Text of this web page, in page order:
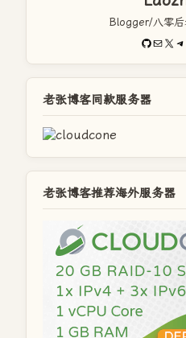
Blogger/八零
GitHub
电子邮件X
老张博客同款服务器
老张博客推荐海外服务器